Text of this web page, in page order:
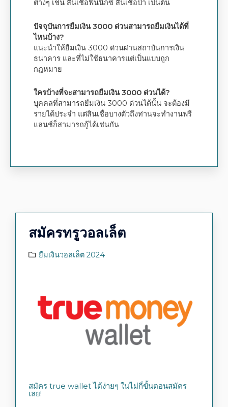
ต่างๆ เช่น สินเชื่อฟินนิกซ์ สินเชื่อป๋า เป็นต้น
ปัจจุบันการยืมเงิน 3000 ด่วนสามารถยืมเงินได้ที่
ไหนบ้าง?
แนะนำให้ยืมเงิน 3000 ด่วนผ่านสถาบันการเงิน
ธนาคาร และที่ไม่ใช้ธนาคารแต่เป็นแบบถูก
กฎหมาย
ใครบ้างที่จะสามารถยืมเงิน 3000 ด่วนได้?
บุคคลที่สามารถยืมเงิน 3000 ด่วนได้นั้น จะต้องมี
รายได้ประจำ แต่สินเชื่อบางตัวถึงท่านจะทำงานฟรี
แลนช์ก็สามารถกู้ได้เช่นกัน
สมัครทรูวอลเล็ต
ยืมเงินวอลเล็ต 2024
สมัคร true wallet ได้ง่ายๆ ในไม่กี่ขั้นตอนสมัคร
เลย!